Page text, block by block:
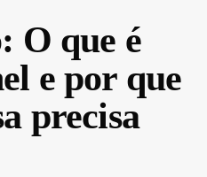
O que é
e por que
precisa